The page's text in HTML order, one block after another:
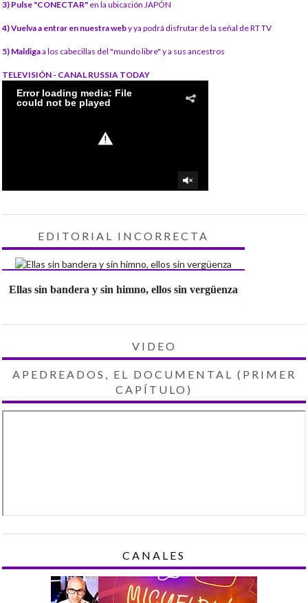
3) Pulse "CONECTAR" en la ubicación JAPÓN
4) Vuelva a entrar en nuestra weby ya podrá disfrutar de la señal de RT TV
5) Maldigaa los cabecillas del "mundo libre" y a sus ancestros
TELEVISIÓN - CANAL RUSSIA TODAY
EDITORIAL INCORRECTA
Ellas sin bandera y sin himno, ellos sin vergüenza
VIDEO
APEDREADOS, EL DOCUMENTAL (PRIMER
CAPÍTULO)
CANALES